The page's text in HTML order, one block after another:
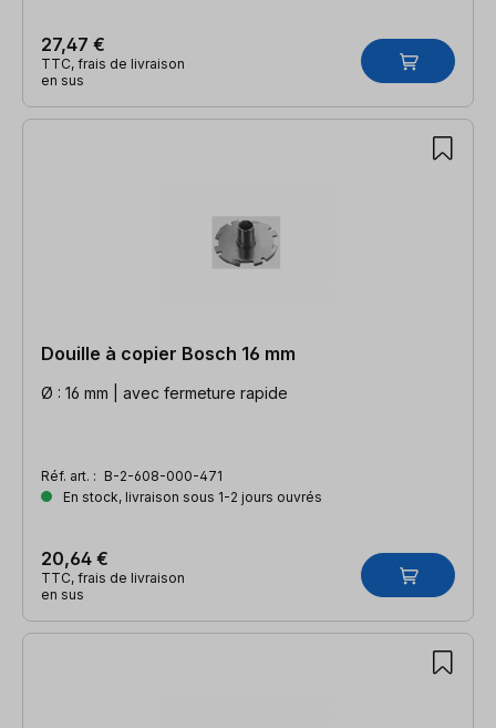
27,47 €
TTC, frais de livraison
en sus
Douille à copier Bosch 16 mm
Ø : 16 mm | avec fermeture rapide
Réf. art. : B-2-608-000-471
En stock, livraison sous 1-2 jours ouvrés
20,64 €
TTC, frais de livraison
en sus